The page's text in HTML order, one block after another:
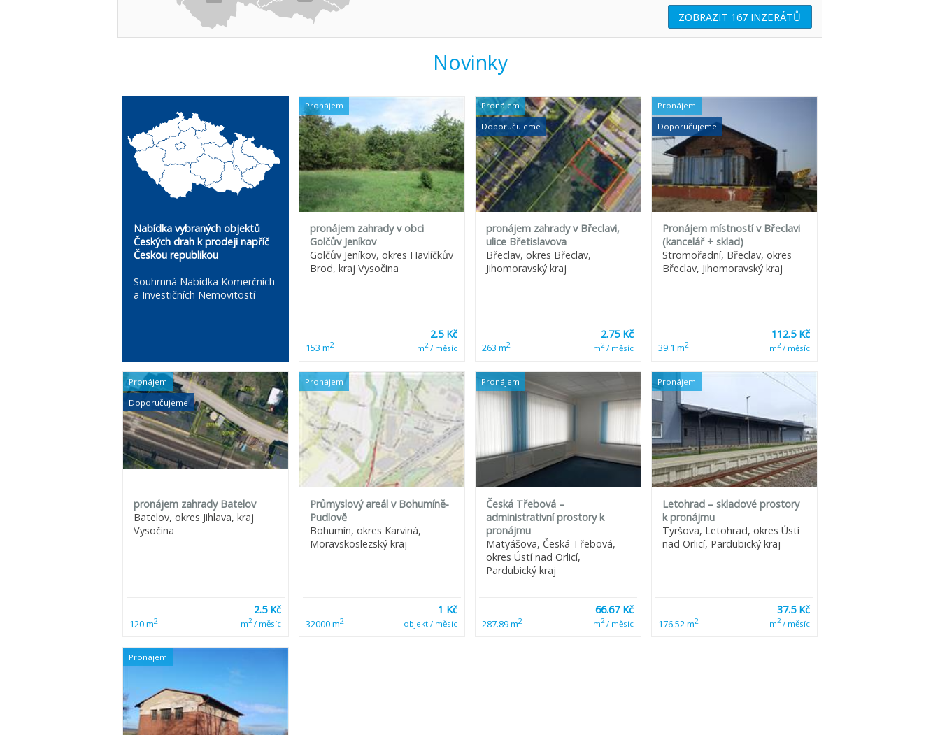
ZOBRAZIT 167 INZERÁTŮ
Novinky
Nabídka vybraných objektů
Českých drah k prodeji napříč
Českou republikou
Souhrnná Nabídka Komerčních
a Investičních Nemovitostí
Pronájem
pronájem zahrady v obci
Golčův Jeníkov
Golčův Jeníkov, okres Havlíčkův
Brod, kraj Vysočina
153 m2
2.5 Kč
m2/ měsíc
Pronájem
Doporučujeme
pronájem zahrady v Břeclavi,
ulice Břetislavova
Břeclav, okres Břeclav,
Jihomoravský kraj
263 m2
2.75 Kč
m2/ měsíc
Pronájem
Doporučujeme
Pronájem místností v Břeclavi
(kancelář + sklad)
Stromořadní, Břeclav, okres
Břeclav, Jihomoravský kraj
39.1 m2
112.5 Kč
m2/ měsíc
Pronájem
Doporučujeme
pronájem zahrady Batelov
Batelov, okres Jihlava, kraj
Vysočina
120 m2
2.5 Kč
m2/ měsíc
Pronájem
Průmyslový areál v Bohumíně-
Pudlově
Bohumín, okres Karviná,
Moravskoslezský kraj
32000 m2
1 Kč
objekt / měsíc
Pronájem
Česká Třebová –
administrativní prostory k
pronájmu
Matyášova, Česká Třebová,
okres Ústí nad Orlicí,
Pardubický kraj
287.89 m2
66.67 Kč
m2/ měsíc
Pronájem
Letohrad – skladové prostory
k pronájmu
Tyršova, Letohrad, okres Ústí
nad Orlicí, Pardubický kraj
176.52 m2
37.5 Kč
m2/ měsíc
Pronájem